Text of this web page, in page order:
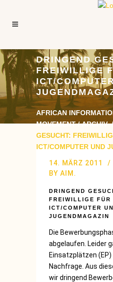
DRINGEND
FREIWILLIGE
ICT/
AFRICAN
MOVEMENT/ARCHIV
GESUCHT:
ICT/COMPUTER UND
14. MÄRZ 2011
BY AIM.
DRINGEND
FREIWILLIGE FÜR
ICT/COMPUTER
JUGENDMAGAZIN
Die
abgelaufen. Leider
Einsatzplätzen (EP)
Nachfrage. Aus
wir dringend